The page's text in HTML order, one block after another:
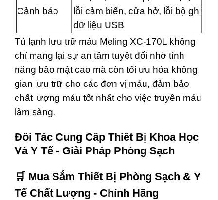
Cảnh báo
lỗi cảm biến, cửa hở, lỗi bộ ghi
dữ liệu USB
Tủ lạnh lưu trữ máu Meling XC-170L không
chỉ mang lại sự an tâm tuyệt đối nhờ tính
năng bảo mật cao mà còn tối ưu hóa không
gian lưu trữ cho các đơn vị máu, đảm bảo
chất lượng máu tốt nhất cho việc truyền máu
lâm sàng.
Đối Tác Cung Cấp Thiết Bị Khoa Học
Và Y Tế - Giải Pháp Phòng Sạch
🛒 Mua Sắm Thiết Bị Phòng Sạch & Y
Tế Chất Lượng - Chính Hãng